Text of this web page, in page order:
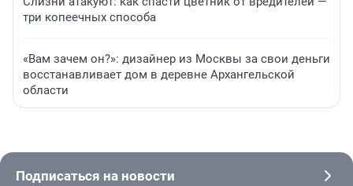
три копеечных способа
«Вам зачем он?»: дизайнер из Москвы за свои деньги
восстанавливает дом в деревне Архангельской
области
Подписаться на новости